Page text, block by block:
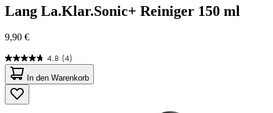
Lang La.Klar.Sonic+ Reiniger 150 ml
9,90 €
4.8 (4)
4.8
von
5
Sternen.
4
In den Warenkorb